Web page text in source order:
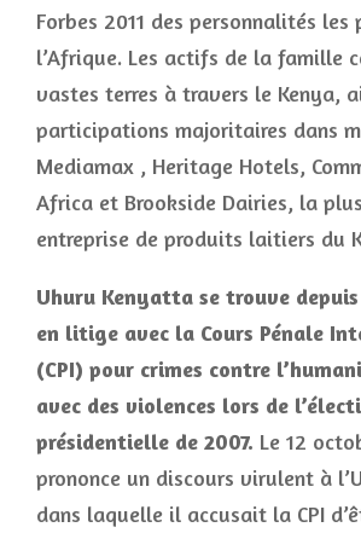
Forbes 2011 des personnalités les
l’Afrique. Les actifs de la famille
vastes terres à travers le Kenya,
participations majoritaires dans
Mediamax , Heritage Hotels,
Africa et Brookside Dairies, la
entreprise de produits laitiers du
Uhuru Kenyatta se trouve
en litige avec la Cours Pénale
(CPI) pour crimes contre
avec des violences lors de
présidentielle de 2007. Le 12
prononce un discours virulent à
dans laquelle il accusait la CPI